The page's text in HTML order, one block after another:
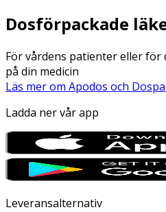
Dosförpackade
För vårdens patienter eller för
på din medicin
Läs mer om Apodos och
Ladda ner vår app
Leveransalternativ